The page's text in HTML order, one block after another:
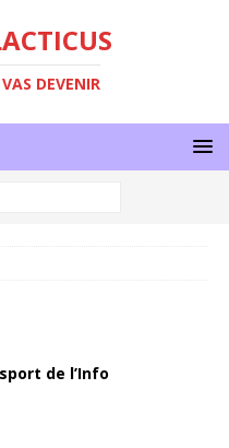
DEVENIR
de l’Info